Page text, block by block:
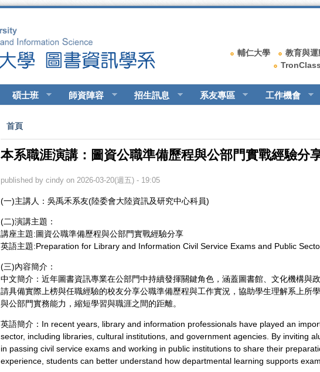
輔仁大學 教育與
TronClass
碩士班 師資陣容 招生訊息 系友專區 工作機會
您在這裡
首頁
本系職涯演講：圖資公職準備歷程與公部門實戰經驗分
published by cindyon 2026-03-20(週五) - 19:05
(一)主講人：吳禹禾系友(陸委會大陸資訊及研究中心科員)
(二)演講主題：
講座主題:圖資公職準備歷程與公部門實戰經驗分享
英語主題:Preparation for Library and Information Civil Service Exams and Public
(三)內容簡介：
中文簡介：近年圖書資訊專業在公部門中持續發揮關鍵角色，涵蓋圖書館、文化機構與
請具備實際上榜與任職經驗的校友分享公職準備歷程與工作實況，協助學生理解系上所
與公部門實務能力，縮短學習與職涯之間的距離。
英語簡介：In recent years, library and information professionals have played an
sector, including libraries, cultural institutions, and government agencies. By inviting
in passing civil service exams and working in public institutions to share their
experience, students can better understand how departmental learning supports